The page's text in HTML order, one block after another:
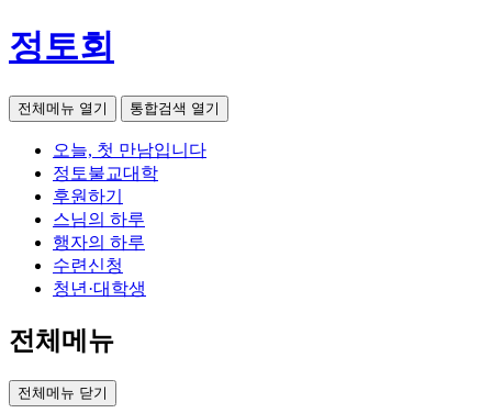
정토회
전체메뉴 열기 통합검색 열기
오늘, 첫 만남입니다
정토불교대학
후원하기
스님의 하루
행자의 하루
수련신청
청년·대학생
전체메뉴
전체메뉴 닫기